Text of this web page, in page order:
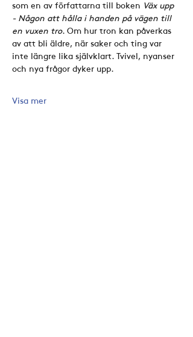
som en av författarna till boken Väx upp
- Någon att hålla i handen på vägen till
en vuxen tro. Om hur tron kan påverkas
av att bli äldre, när saker och ting var
inte längre lika självklart. Tvivel, nyanser
och nya frågor dyker upp.
Visa mer